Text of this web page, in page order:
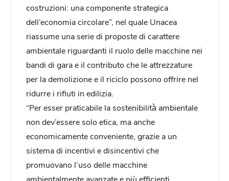
costruzioni: una componente strategica
dell’economia circolare”, nel quale Unacea
riassume una serie di proposte di carattere
ambientale riguardanti il ruolo delle macchine nei
bandi di gara e il contributo che le attrezzature
per la demolizione e il riciclo possono offrire nel
ridurre i rifiuti in edilizia.
“Per esser praticabile la sostenibilità̀ ambientale
non dev’essere solo etica, ma anche
economicamente conveniente, grazie a un
sistema di incentivi e disincentivi che
promuovano l’uso delle macchine
ambientalmente avanzate e più efficienti,